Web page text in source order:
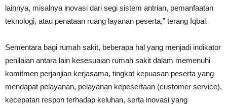
lainnya, misalnya inovasi dari segi sistem antrian, pemanfaatan
teknologi, atau penataan ruang layanan peserta,” terang Iqbal.
Sementara bagi rumah sakit, beberapa hal yang menjadi indikator
penilaian antara lain kesesuaian rumah sakit dalam memenuhi
komitmen perjanjian kerjasama, tingkat kepuasan peserta yang
mendapat pelayanan, pelayanan kepesertaan (customer service),
kecepatan respon terhadap keluhan, serta inovasi yang